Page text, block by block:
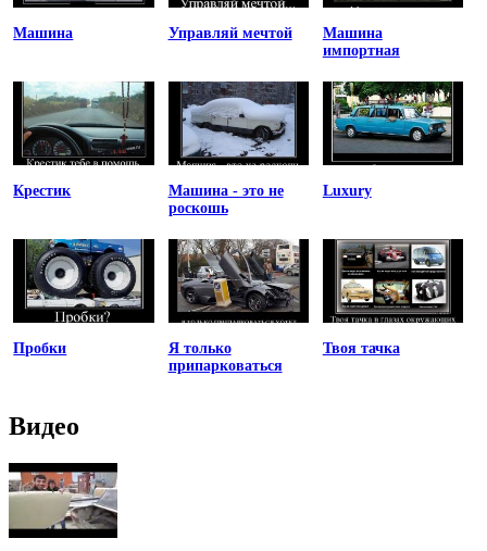
Машина Управляй мечтой
Машина
импортная
Крестик
Машина - это не
роскошь
Luxury
Пробки
Я только
припарковаться
Твоя тачка
Видео